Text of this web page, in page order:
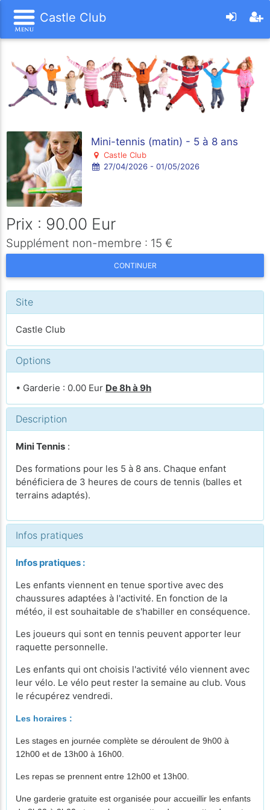
Castle Club
Mini-tennis (matin) - 5 à 8 ans
Castle Club
27/04/2026 - 01/05/2026
Prix : 90.00 Eur
Supplément non-membre : 15 €
CONTINUER
Site
Castle Club
Options
• Garderie : 0.00 Eur De 8h à 9h
Description
Mini Tennis :
Des formations pour les 5 à 8 ans. Chaque enfant
bénéficiera de 3 heures de cours de tennis (balles et
terrains adaptés).
Infos pratiques
Infos pratiques :
Les enfants viennent en tenue sportive avec des
chaussures adaptées à l'activité. En fonction de la
météo, il est souhaitable de s'habiller en conséquence.
Les joueurs qui sont en tennis peuvent apporter leur
raquette personnelle.
Les enfants qui ont choisis l'activité vélo viennent avec
leur vélo. Le vélo peut rester la semaine au club. Vous
le récupérez vendredi.
Les horaires :
Les stages en journée complète se déroulent de 9h00 à
12h00 et de 13h00 à 16h00.
Les repas se prennent entre 12h00 et 13h00.
Une garderie gratuite est organisée pour accueillir les enfants